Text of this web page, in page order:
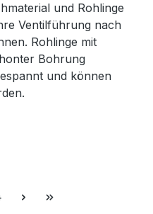
und Rohlinge
Ventilführung nach
Rohlinge mit
Bohrung
und können